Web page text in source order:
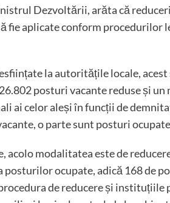
Dezvoltării, arăta că
fie aplicate conform procedurilor
la autoritățile locale,
posturi vacante reduse și
ai celor aleși în funcții de
o parte sunt posturi
acolo modalitatea este de
posturilor ocupate, adică 168
de reducere și instituțiile